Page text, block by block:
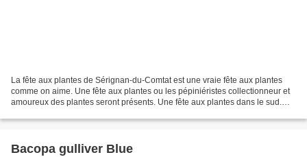
La fête aux plantes de Sérignan-du-Comtat est une vraie fête aux plantes
comme on aime. Une fête aux plantes ou les pépiniéristes collectionneur et
amoureux des plantes seront présents. Une fête aux plantes dans le sud.
Bacopa gulliver Blue